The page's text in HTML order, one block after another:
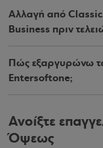
Αλλαγή από
Business πριν
Πώς εξαργυρώνω
Entersoftone;
Ανοίξτε
Όψεως